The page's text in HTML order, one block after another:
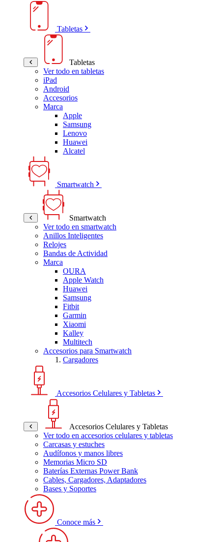
Tabletas
Tabletas
Ver todo en tabletas
iPad
Android
Accesorios
Marca
Apple
Samsung
Lenovo
Huawei
Alcatel
Smartwatch
Smartwatch
Ver todo en smartwatch
Anillos Inteligentes
Relojes
Bandas de Actividad
Marca
OURA
Apple Watch
Huawei
Samsung
Fitbit
Garmin
Xiaomi
Kalley
Multitech
Accesorios para Smartwatch
Cargadores
Accesorios Celulares y Tabletas
Accesorios Celulares y Tabletas
Ver todo en accesorios celulares y tabletas
Carcasas y estuches
Audífonos y manos libres
Memorias Micro SD
Baterías Externas Power Bank
Cables, Cargadores, Adaptadores
Bases y Soportes
Conoce más